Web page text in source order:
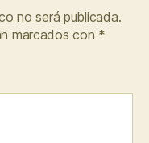
no será publicada.
marcados con *